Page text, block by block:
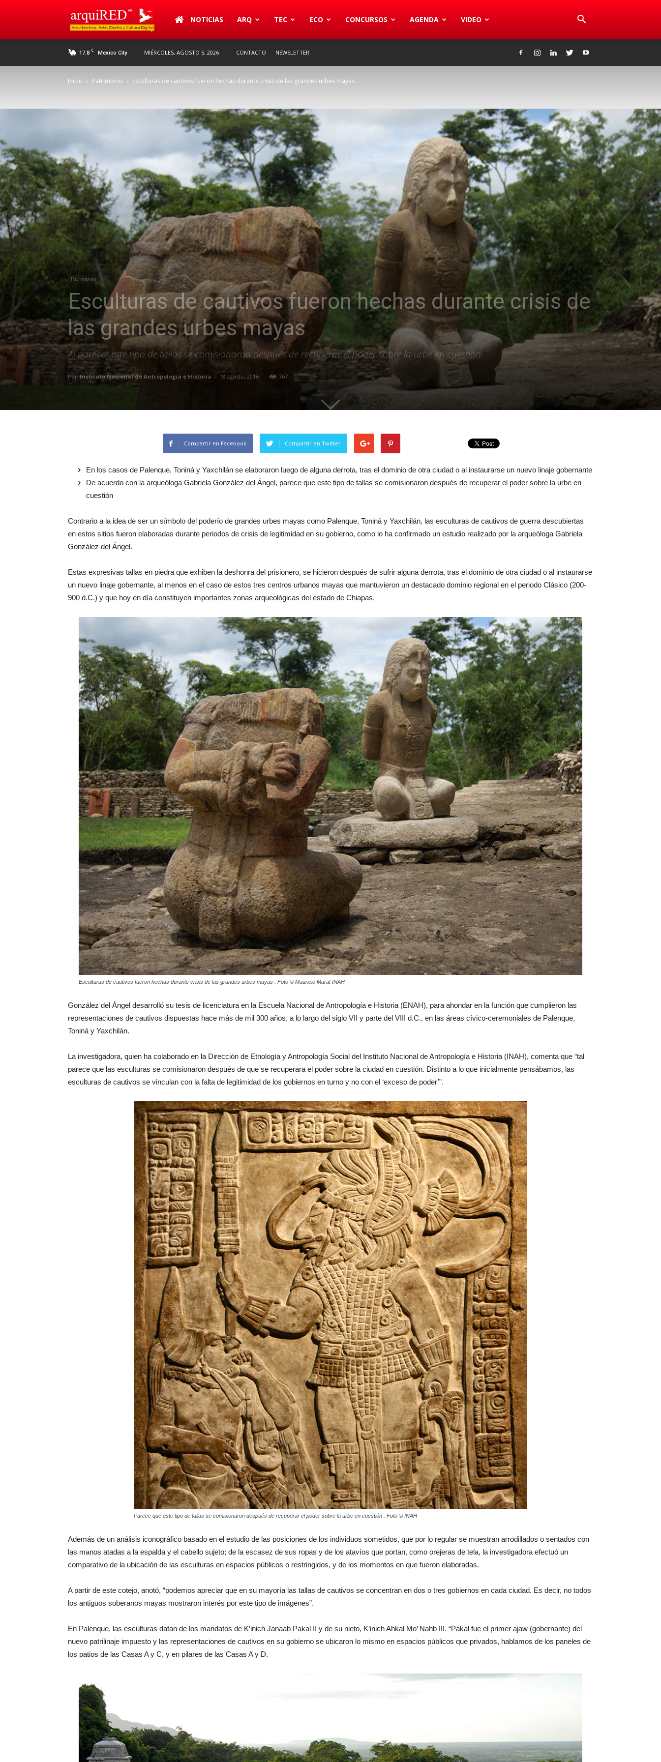
arquiREDNOTICIAS ARQ TEC ECO CONCURSOS AGENDA VIDEO
17.8 C Mexico City MIÉRCOLES, AGOSTO 5, 2026 CONTACTO NEWSLETTER
Inicio Patrimonio Esculturas de cautivos fueron hechas durante crisis de las grandes urbes mayas
Patrimonio
Esculturas de cautivos fueron hechas durante crisis de
las grandes urbes mayas
Al parecer este tipo de tallas se comisionaron después de recuperar el poder sobre la urbe en cuestión
Por Instituto Nacional de Antropología e Historia - 18 agosto, 2016 767
Compartir en Facebook Compartir en Twitter
En los casos de Palenque, Toniná y Yaxchilán se elaboraron luego de alguna derrota, tras el dominio de otra ciudad o al instaurarse un nuevo linaje gobernante
De acuerdo con la arqueóloga Gabriela González del Ángel, parece que este tipo de tallas se comisionaron después de recuperar el poder sobre la urbe en
cuestión
Contrario a la idea de ser un símbolo del poderío de grandes urbes mayas como Palenque, Toniná y Yaxchilán, las esculturas de cautivos de guerra descubiertas
en estos sitios fueron elaboradas durante periodos de crisis de legitimidad en su gobierno, como lo ha confirmado un estudio realizado por la arqueóloga Gabriela
González del Ángel.
Estas expresivas tallas en piedra que exhiben la deshonra del prisionero, se hicieron después de sufrir alguna derrota, tras el dominio de otra ciudad o al instaurarse
un nuevo linaje gobernante, al menos en el caso de estos tres centros urbanos mayas que mantuvieron un destacado dominio regional en el periodo Clásico (200-
900 d.C.) y que hoy en día constituyen importantes zonas arqueológicas del estado de Chiapas.
Esculturas de cautivos fueron hechas durante crisis de las grandes urbes mayas : Foto © Mauricio Marat INAH
González del Ángel desarrolló su tesis de licenciatura en la Escuela Nacional de Antropología e Historia (ENAH), para ahondar en la función que cumplieron las
representaciones de cautivos dispuestas hace más de mil 300 años, a lo largo del siglo VII y parte del VIII d.C., en las áreas cívico-ceremoniales de Palenque,
Toniná y Yaxchilán.
La investigadora, quien ha colaborado en la Dirección de Etnología y Antropología Social del Instituto Nacional de Antropología e Historia (INAH), comenta que “tal
parece que las esculturas se comisionaron después de que se recuperara el poder sobre la ciudad en cuestión. Distinto a lo que inicialmente pensábamos, las
esculturas de cautivos se vinculan con la falta de legitimidad de los gobiernos en turno y no con el ‘exceso de poder’”.
Parece que este tipo de tallas se comisionaron después de recuperar el poder sobre la urbe en cuestión : Foto © INAH
Además de un análisis iconográfico basado en el estudio de las posiciones de los individuos sometidos, que por lo regular se muestran arrodillados o sentados con
las manos atadas a la espalda y el cabello sujeto; de la escasez de sus ropas y de los atavíos que portan, como orejeras de tela, la investigadora efectuó un
comparativo de la ubicación de las esculturas en espacios públicos o restringidos, y de los momentos en que fueron elaboradas.
A partir de este cotejo, anotó, “podemos apreciar que en su mayoría las tallas de cautivos se concentran en dos o tres gobiernos en cada ciudad. Es decir, no todos
los antiguos soberanos mayas mostraron interés por este tipo de imágenes”.
En Palenque, las esculturas datan de los mandatos de K’inich Janaab Pakal II y de su nieto, K’inich Ahkal Mo’ Nahb III. “Pakal fue el primer ajaw (gobernante) del
nuevo patrilinaje impuesto y las representaciones de cautivos en su gobierno se ubicaron lo mismo en espacios públicos que privados, hablamos de los paneles de
los patios de las Casas A y C, y en pilares de las Casas A y D.